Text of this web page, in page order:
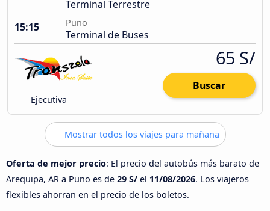
Terminal Terrestre
15:15
Puno
Terminal de Buses
Ejecutiva
65 S/
Buscar
Mostrar todos los viajes para mañana
Oferta de mejor precio: El precio del autobús más barato de
Arequipa, AR a Puno es de 29 S/ el 11/08/2026. Los viajeros
flexibles ahorran en el precio de los boletos.